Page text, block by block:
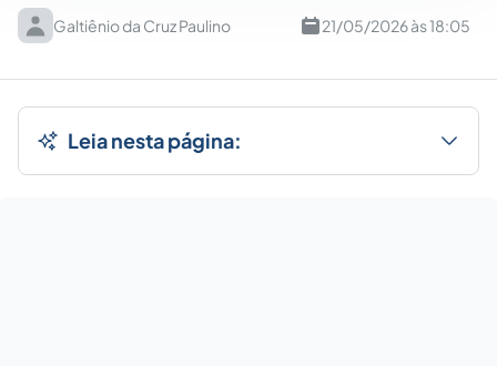
Galtiênio da Cruz Paulino 21/05/2026 às 18:05
Leia nesta página: